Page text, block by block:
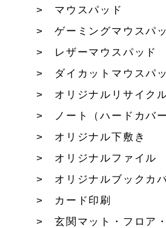
マウスパッド
ゲーミングマウスパ
レザーマウスパッド
ダイカットマウスパ
オリジナルリサイク
ノート（ハードカバー
オリジナル下敷き
オリジナルファイル
オリジナルブックカ
カード印刷
玄関マット・フロア